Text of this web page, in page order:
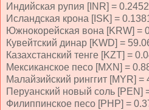
Индийская рупия [INR] =
Исландская крона [ISK] =
Южнокорейская вона [KRW] =
Кувейтский динар [KWD] =
Казахстанский тенге [KZT] =
Мексиканское песо [MXN] =
Малайзийский ринггит [MYR] =
Перуанский новый соль [PEN]
Филиппинское песо [PHP] =